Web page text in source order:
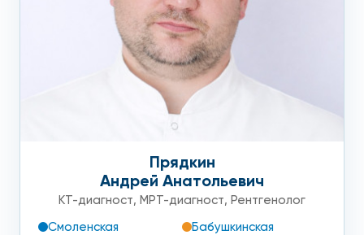
Прядкин
Андрей Анатольевич
КТ-диагност, МРТ-диагност, Рентгенолог
Смоленская
Бабушкинская